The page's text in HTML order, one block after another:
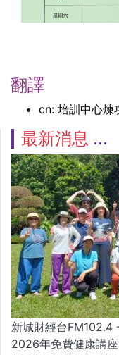
翻譯
cn: 培訓中心煉
最新消息
新城財經台FM102.4
2026年免費健康講